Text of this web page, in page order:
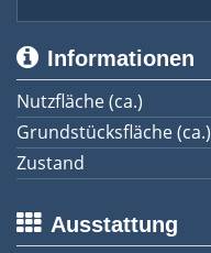
Informationen
Nutzfläche (ca.)
Grundstücksfläche (ca.)
Zustand
Ausstattung